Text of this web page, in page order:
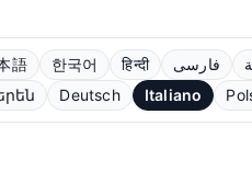
語 한국어 हिन्दी فارسی
Deutsch Italiano